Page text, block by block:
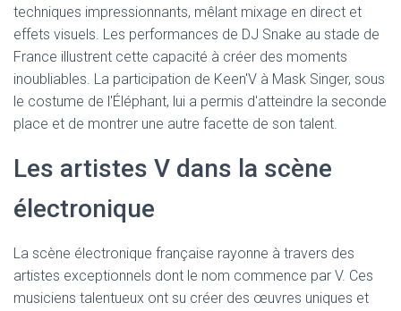
techniques impressionnants, mêlant mixage en direct et
effets visuels. Les performances de DJ Snake au stade de
France illustrent cette capacité à créer des moments
inoubliables. La participation de Keen'V à Mask Singer, sous
le costume de l'Éléphant, lui a permis d'atteindre la seconde
place et de montrer une autre facette de son talent.
Les artistes V dans la scène
électronique
La scène électronique française rayonne à travers des
artistes exceptionnels dont le nom commence par V. Ces
musiciens talentueux ont su créer des œuvres uniques et